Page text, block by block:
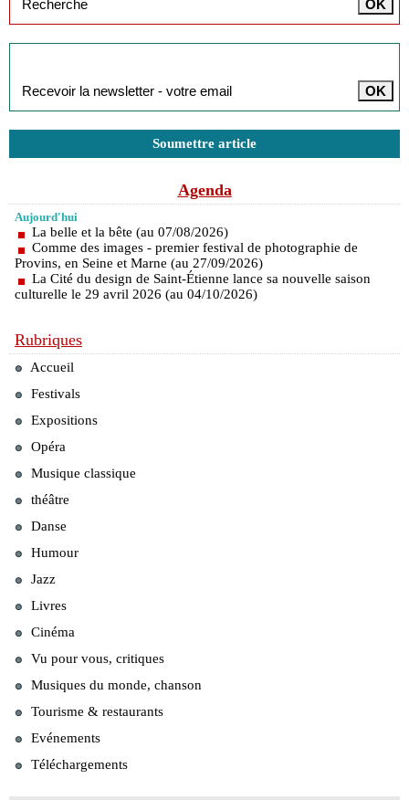
Soumettre article
Agenda
Aujourd'hui
La belle et la bête (au 07/08/2026)
Comme des images - premier festival de photographie de
Provins, en Seine et Marne (au 27/09/2026)
La Cité du design de Saint-Étienne lance sa nouvelle saison
culturelle le 29 avril 2026 (au 04/10/2026)
Rubriques
Accueil
Festivals
Expositions
Opéra
Musique classique
théâtre
Danse
Humour
Jazz
Livres
Cinéma
Vu pour vous, critiques
Musiques du monde, chanson
Tourisme & restaurants
Evénements
Téléchargements